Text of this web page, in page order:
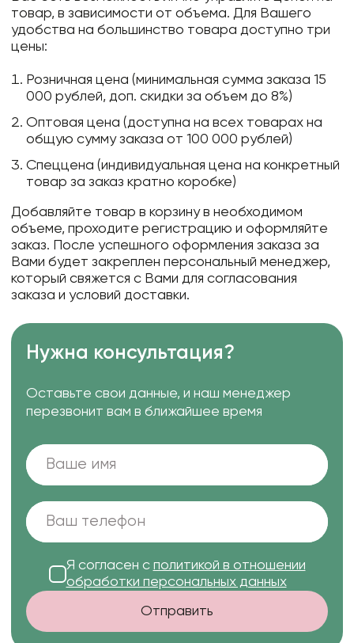
товар, в зависимости от объема. Для Вашего
удобства на большинство товара доступно три
цены:
Розничная цена (минимальная сумма заказа 15
000 рублей, доп. скидки за объем до 8%)
Оптовая цена (доступна на всех товарах на
общую сумму заказа от 100 000 рублей)
Спеццена (индивидуальная цена на конкретный
товар за заказ кратно коробке)
Добавляйте товар в корзину в необходимом
объеме, проходите регистрацию и оформляйте
заказ. После успешного оформления заказа за
Вами будет закреплен персональный менеджер,
который свяжется с Вами для согласования
заказа и условий доставки.
Нужна консультация?
Оставьте свои данные, и наш менеджер
перезвонит вам в ближайшее время
Я согласен с политикой в отношении
обработки персональных данных
Отправить